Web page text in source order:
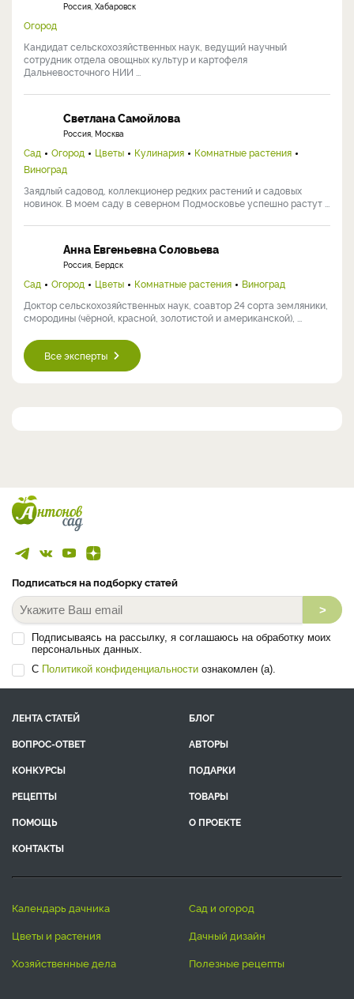
Россия, Хабаровск
Огород
Кандидат сельскохозяйственных наук, ведущий научный
сотрудник отдела овощных культур и картофеля
Дальневосточного НИИ ...
Светлана Самойлова
Россия, Москва
Сад Огород Цветы Кулинария
Комнатные растения
Виноград
Заядлый садовод, коллекционер редких растений и садовых
новинок. В моем саду в северном Подмосковье успешно растут ...
Анна Евгеньевна Соловьева
Россия, Бердск
Сад Огород Цветы Комнатные растения
Виноград
Доктор сельскохозяйственных наук, соавтор 24 сорта земляники,
смородины (чёрной, красной, золотистой и американской), ...
Все эксперты
Подписаться на подборку статей
>
Подписываясь на рассылку, я соглашаюсь на обработку моих
персональных данных.
С Политикой конфиденциальности ознакомлен (а).
ЛЕНТА СТАТЕЙ
БЛОГ
ВОПРОС-ОТВЕТ
АВТОРЫ
КОНКУРСЫ
ПОДАРКИ
РЕЦЕПТЫ
ТОВАРЫ
ПОМОЩЬ
О ПРОЕКТЕ
КОНТАКТЫ
календарь дачника
сад и огород
цветы и растения
дачный дизайн
хозяйственные дела
полезные рецепты